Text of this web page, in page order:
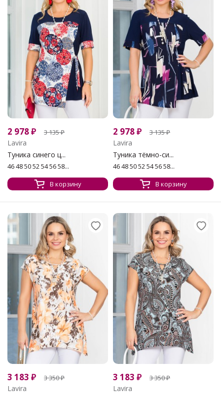
2 978₽ 3 135₽
Lavira
Туника синего ц...
46 48 50 52 54 56 58...
В корзину
2 978₽ 3 135₽
Lavira
Туника тёмно-си...
46 48 50 52 54 56 58...
В корзину
3 183 ₽ 3 350₽
Lavira
3 183 ₽ 3 350₽
Lavira